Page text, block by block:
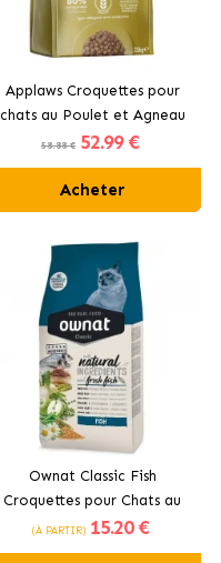
Applaws Croquettes pour
chats au Poulet et Agneau
58.88 € 52.99 €
Acheter
Ownat Classic Fish
Croquettes pour Chats au
Poisson
(À PARTIR) 15.20 €